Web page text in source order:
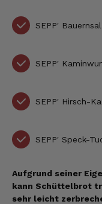
SEPP'
SEPP'
SEPP' Hirsch-
SEPP' Speck-
Aufgrund seiner
kann Schüttelbrot
sehr leicht